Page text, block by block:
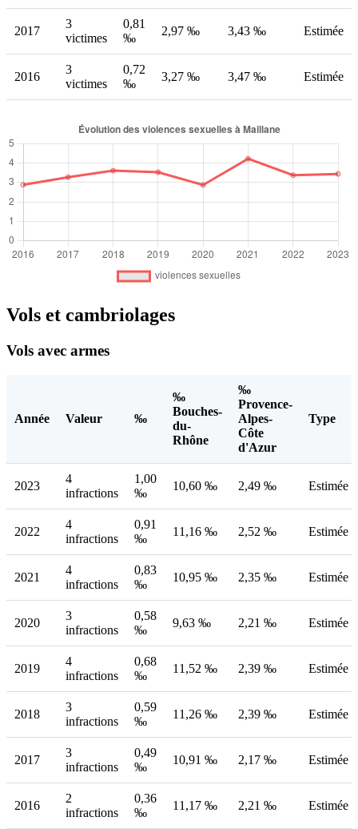
2017
3
victimes
0,81
‰
2,97 ‰ 3,43 ‰ Estimée
2016
3
victimes
0,72
‰
3,27 ‰ 3,47 ‰ Estimée
Vols et cambriolages
Vols avec armes
Année Valeur ‰
‰
Bouches-
du-
Rhône
‰
Provence-
Alpes-
Côte
d'Azur
Type
2023
4
infractions
1,00
‰
10,60 ‰ 2,49 ‰ Estimée
2022
4
infractions
0,91
‰
11,16 ‰ 2,52 ‰ Estimée
2021
4
infractions
0,83
‰
10,95 ‰ 2,35 ‰ Estimée
2020
3
infractions
0,58
‰
9,63 ‰ 2,21 ‰ Estimée
2019
4
infractions
0,68
‰
11,52 ‰ 2,39 ‰ Estimée
2018
3
infractions
0,59
‰
11,26 ‰ 2,39 ‰ Estimée
2017
3
infractions
0,49
‰
10,91 ‰ 2,17 ‰ Estimée
2016
2
infractions
0,36
‰
11,17 ‰ 2,21 ‰ Estimée